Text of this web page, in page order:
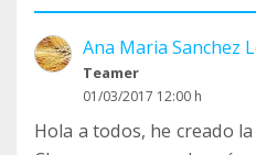
El importe integro de la
protectora de animales, o
riesgo del comprador.
Ana Maria Sanchez
Teamer
01/03/2017 12:00 h
Hola a todos, he creado